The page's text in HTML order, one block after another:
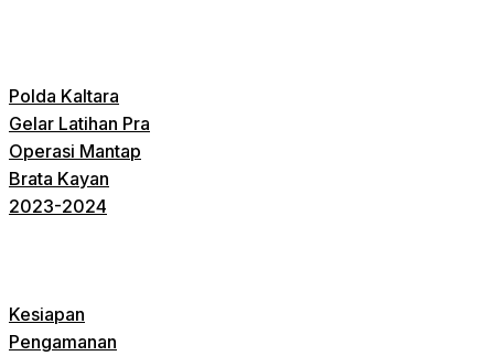
Polda Kaltara
Gelar Latihan Pra
Operasi Mantap
Brata Kayan
2023-2024
Kesiapan
Pengamanan